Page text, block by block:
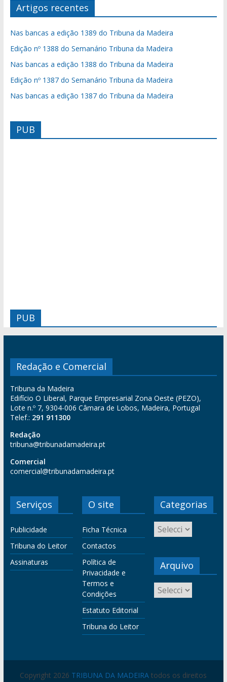
Artigos recentes
Nas bancas a edição 1389 do Tribuna da Madeira
Edição nº 1388 do Semanário Tribuna da Madeira
Nas bancas a edição 1388 do Tribuna da Madeira
Edição nº 1387 do Semanário Tribuna da Madeira
Nas bancas a edição 1387 do Tribuna da Madeira
PUB
PUB
Redação e Comercial
Tribuna da Madeira
Edifício O Liberal, Parque Empresarial Zona Oeste (PEZO),
Lote n.º 7, 9304-006 Câmara de Lobos, Madeira, Portugal
Telef.: 291 911300
Redação
tribuna@tribunadamadeira.pt
Comercial
comercial@tribunadamadeira.pt
Serviços
Publicidade
Tribuna do Leitor
Assinaturas
O site
Ficha Técnica
Contactos
Política de
Privacidade e
Termos e
Condições
Estatuto Editorial
Tribuna do Leitor
Categorias
Arquivo
Copyright 2026 TRIBUNA DA MADEIRA todos os direitos